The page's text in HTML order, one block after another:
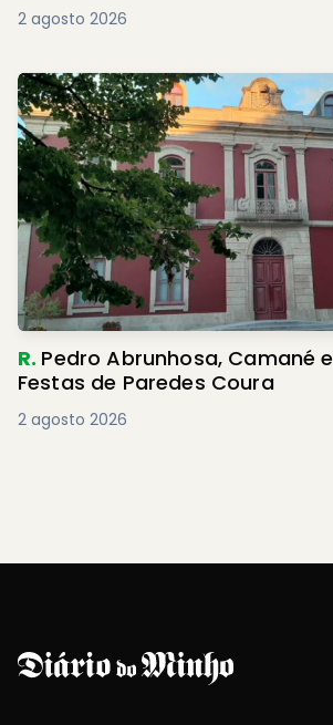
2 agosto 2026
R. Pedro Abrunhosa, Camané
Festas de Paredes Coura
2 agosto 2026